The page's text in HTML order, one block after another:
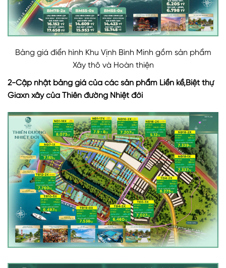
Bảng giá điển hình Khu Vịnh Bình Minh gồm sản phẩm
Xây thô và Hoàn thiện
2-Cập nhật bảng giá của các sản phẩm Liền kề,Biệt thự
Giaxn xây của Thiên đường Nhiệt đới